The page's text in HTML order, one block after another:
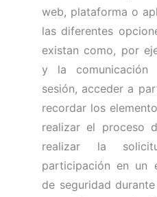
web, plataforma o
las diferentes
existan como, por
y la
sesión, acceder a
recordar los
realizar el proceso
realizar la
participación en un
de seguridad